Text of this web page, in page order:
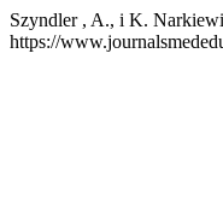
Szyndler , A., i K.
https://